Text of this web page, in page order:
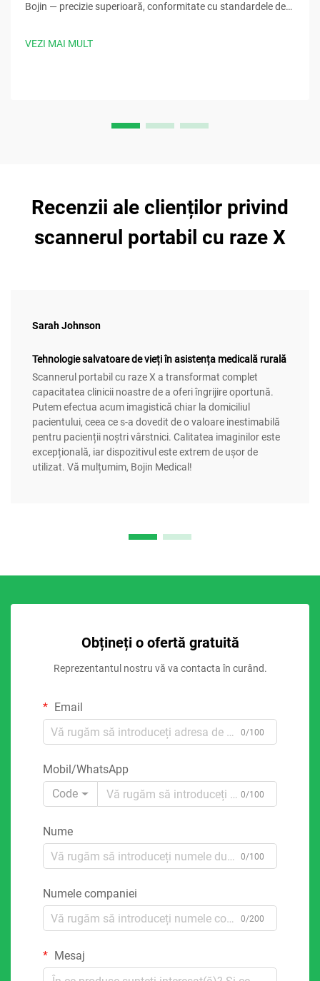
Bojin — precizie superioară, conformitate cu standardele de
VEZI MAI MULT
Recenzii ale clienților privind
scannerul portabil cu raze X
Sarah Johnson
Tehnologie salvatoare de vieți în asistența medicală rurală
Scannerul portabil cu raze X a transformat complet
capacitatea clinicii noastre de a oferi îngrijire oportună.
Putem efectua acum imagistică chiar la domiciliul
pacientului, ceea ce s-a dovedit de o valoare inestimabilă
pentru pacienții noștri vârstnici. Calitatea imaginilor este
excepțională, iar dispozitivul este extrem de ușor de
utilizat. Vă mulțumim, Bojin Medical!
Obțineți o ofertă gratuită
Reprezentantul nostru vă va contacta în curând.
Email
0/100
Mobil/WhatsApp
Code
0/100
Nume
0/100
Numele companiei
0/200
Mesaj